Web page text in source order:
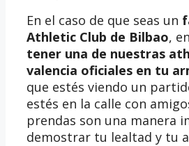
En el caso de que seas un
Athletic Club de Bilbao,
tener una de nuestras
valencia oficiales en tu
que estés viendo un
estés en la calle con
prendas son una manera
demostrar tu lealtad y tu